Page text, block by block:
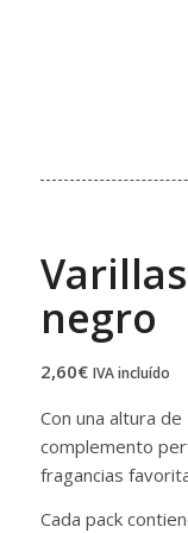
negro
2,60€ IVA incluído
Con una altura
complemento
fragancias
Cada pack